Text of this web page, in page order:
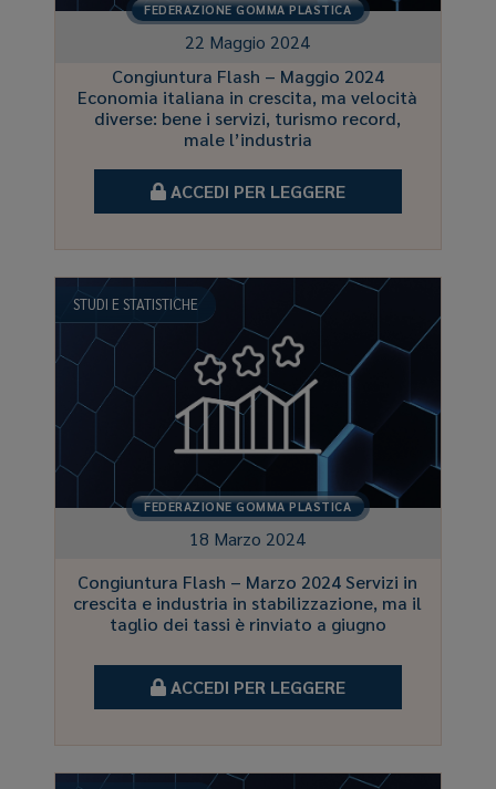
FEDERAZIONE GOMMA PLASTICA
22 Maggio 2024
Congiuntura Flash – Maggio 2024
Economia italiana in crescita, ma velocità
diverse: bene i servizi, turismo record,
male l’industria
ACCEDI PER LEGGERE
STUDI E STATISTICHE
FEDERAZIONE GOMMA PLASTICA
18 Marzo 2024
Congiuntura Flash – Marzo 2024 Servizi in
crescita e industria in stabilizzazione, ma il
taglio dei tassi è rinviato a giugno
ACCEDI PER LEGGERE